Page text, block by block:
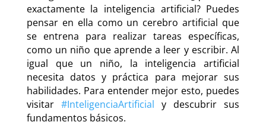
exactamente la inteligencia artificial? Puedes
pensar en ella como un cerebro artificial que
se entrena para realizar tareas específicas,
como un niño que aprende a leer y escribir. Al
igual que un niño, la inteligencia artificial
necesita datos y práctica para mejorar sus
habilidades. Para entender mejor esto, puedes
visitar #InteligenciaArtificial y descubrir sus
fundamentos básicos.